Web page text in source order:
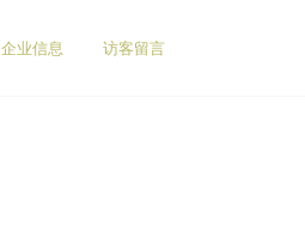
企业信息 访客留言